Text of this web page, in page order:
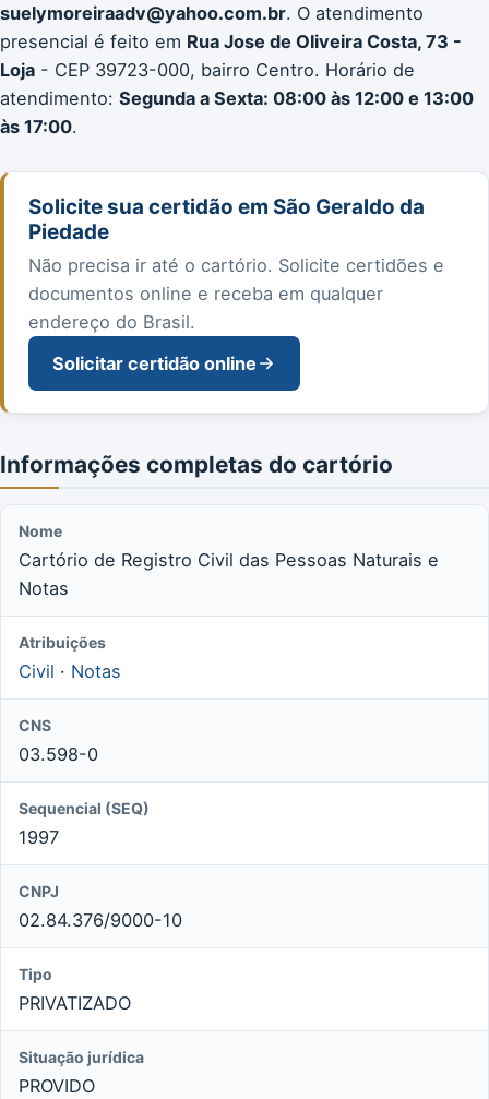
suelymoreiraadv@yahoo.com.br. O atendimento
presencial é feito em Rua Jose de Oliveira Costa, 73 -
Loja - CEP 39723-000, bairro Centro. Horário de
atendimento: Segunda a Sexta: 08:00 às 12:00 e 13:00
às 17:00.
Solicite sua certidão em São Geraldo da
Piedade
Não precisa ir até o cartório. Solicite certidões e
documentos online e receba em qualquer
endereço do Brasil.
Solicitar certidão online
Informações completas do cartório
Nome
Cartório de Registro Civil das Pessoas Naturais e
Notas
Atribuições
Civil · Notas
CNS
03.598-0
Sequencial (SEQ)
1997
CNPJ
02.84.376/9000-10
Tipo
PRIVATIZADO
Situação jurídica
PROVIDO